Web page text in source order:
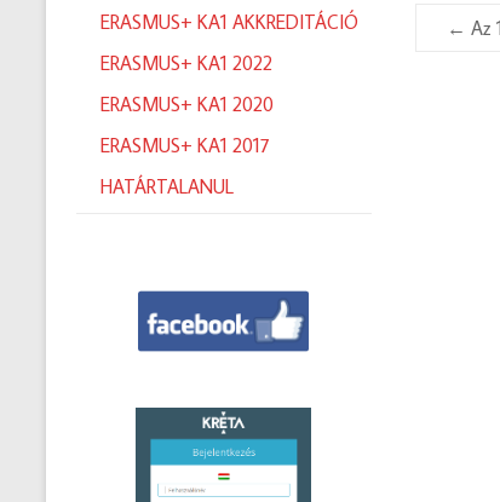
← Az
ERASMUS+ KA1 AKKREDITÁCIÓ
ERASMUS+ KA1 2022
ERASMUS+ KA1 2020
ERASMUS+ KA1 2017
HATÁRTALANUL